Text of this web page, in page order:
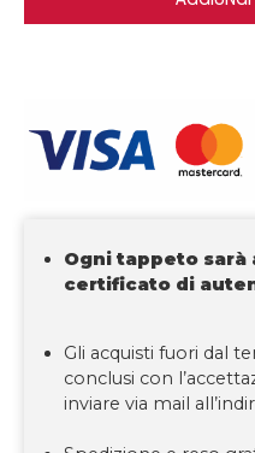
Ogni tappeto sarà
certificato di
Gli acquisti fuori dal
conclusi con
inviare via mail